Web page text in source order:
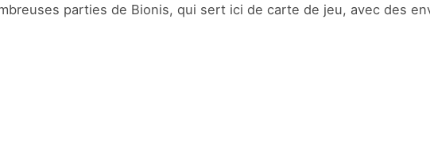
parties de Bionis, qui sert ici de carte de jeu, avec des